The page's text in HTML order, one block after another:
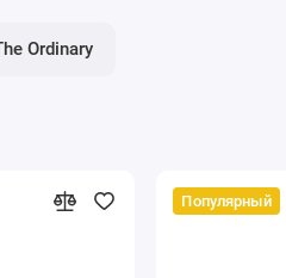
Ordinary
Популярный